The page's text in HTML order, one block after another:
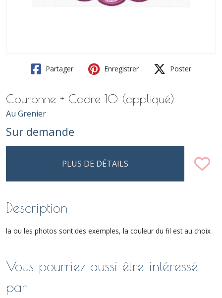
Partager Enregistrer Poster
Couronne + Cadre 10 (appliqué)
Au Grenier
Sur demande
PLUS DE DÉTAILS
Description
la ou les photos sont des exemples, la couleur du fil est au choix
Vous pourriez aussi être intéressé
par